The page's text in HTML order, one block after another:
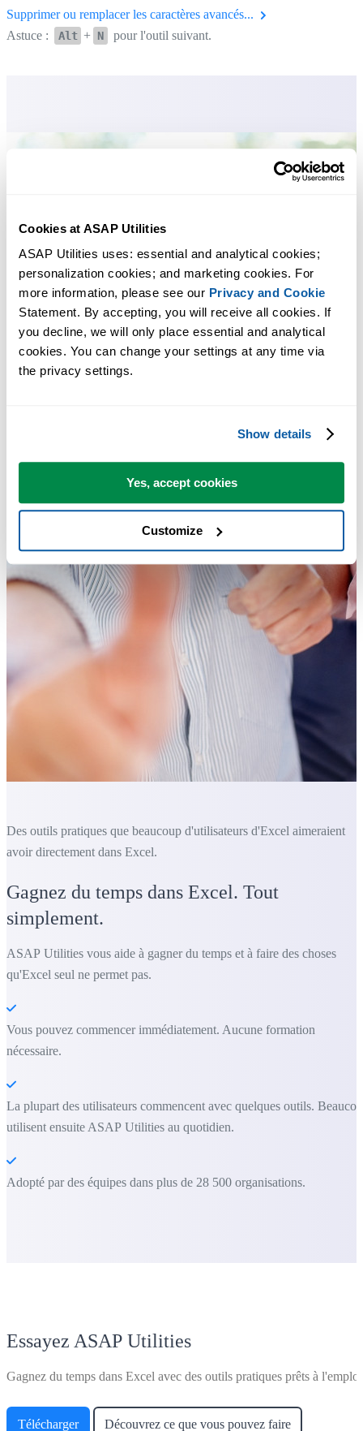
Cookies at ASAP Utilities
ASAP Utilities uses: essential and analytical cookies;
personalization cookies; and marketing cookies. For
more information, please see our Privacy and Cookie
Statement. By accepting, you will receive all cookies. If
you decline, we will only place essential and analytical
cookies. You can change your settings at any time via
the privacy settings.
Show details
Yes, accept cookies
Customize
Supprimer ou remplacer les caractères avancés...
Astuce :
Alt + N pour l'outil suivant.
Des outils pratiques que beaucoup d'utilisateurs d'Excel aimeraient
avoir directement dans Excel.
Gagnez du temps dans Excel. Tout
simplement.
ASAP Utilities vous aide à gagner du temps et à faire des choses
qu'Excel seul ne permet pas.
Vous pouvez commencer immédiatement. Aucune formation
nécessaire.
La plupart des utilisateurs commencent avec quelques outils.
utilisent ensuite ASAP Utilities au quotidien.
Adopté par des équipes dans plus de 28 500 organisations.
Essayez ASAP Utilities
Gagnez du temps dans Excel avec des outils pratiques prêts à
Télécharger Découvrez ce que vous pouvez faire